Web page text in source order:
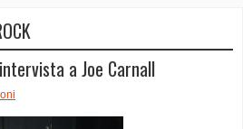
a Joe Carnall